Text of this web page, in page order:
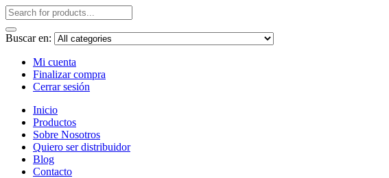
Buscar en:
Mi cuenta
Finalizar compra
Cerrar sesión
Inicio
Productos
Sobre Nosotros
Quiero ser distribuidor
Blog
Contacto